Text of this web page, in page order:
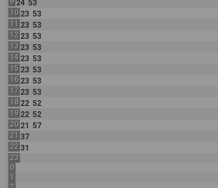
24 53
10 23 53
11 23 53
12 23 53
13 23 53
14 23 53
15 23 53
16 23 53
17 23 53
18 22 52
19 22 52
20 21 57
21 37
22 31
23
0
1